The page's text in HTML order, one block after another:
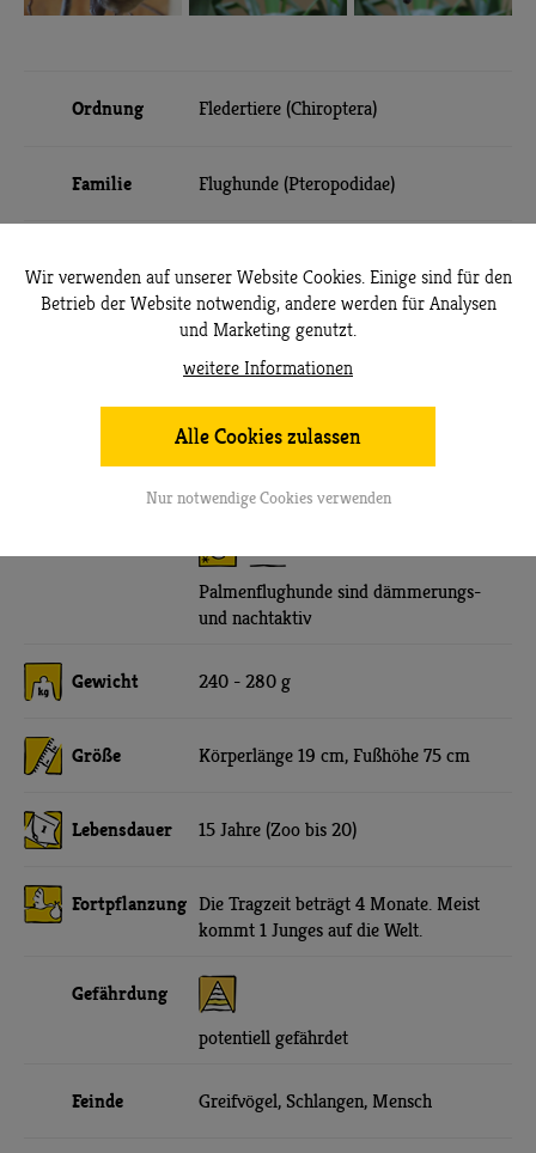
Ordnung Fledertiere (Chiroptera)
Familie Flughunde (Pteropodidae)
Wälder, Savanne
Palmenflughunde sind dämmerungs-
und nachtaktiv
Gewicht 240 - 280 g
Größe Körperlänge 19 cm, Fußhöhe 75 cm
Lebensdauer 15 Jahre (Zoo bis 20)
Fortpflanzung Die Tragzeit beträgt 4 Monate. Meist
kommt 1 Junges auf die Welt.
Gefährdung
potentiell gefährdet
Feinde Greifvögel, Schlangen, Mensch
Wir verwenden auf unserer Website Cookies. Einige sind für den
Betrieb der Website notwendig, andere werden für Analysen
und Marketing genutzt.
weitere Informationen
Alle Cookies zulassen
Nur notwendige Cookies verwenden